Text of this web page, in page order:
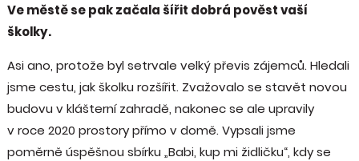
Ve městě se pak začala šířit dobrá pověst vaší
školky.
Asi ano, protože byl setrvale velký převis zájemců. Hledali
jsme cestu, jak školku rozšířit. Zvažovalo se stavět novou
budovu v klášterní zahradě, nakonec se ale upravily
v roce 2020 prostory přímo v domě. Vypsali jsme
poměrně úspěšnou sbírku „Babi, kup mi židličku“, kdy se